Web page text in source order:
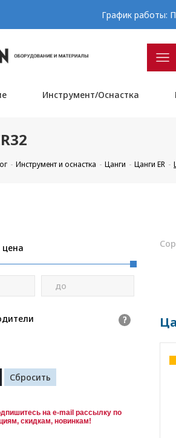
График работы:
Инструмент/Оснастка
Инструмент и оснастка Цанги Цанги ER
цена
до
?
на e-mail рассылку по
скидкам, новинкам!